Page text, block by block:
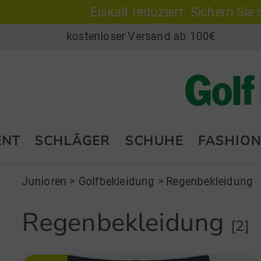
Eiskalt reduziert. Sichern Sie
kostenloser Versand ab 100€
SCHLÄGER SCHUHE FASHION
Junioren > Golfbekleidung > Regenbekleidung
Regenbekleidung [2]